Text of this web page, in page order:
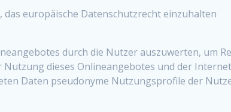
europäische Datenschutzrecht einzuhalten
durch die Nutzer auszuwerten, um
dieses Onlineangebotes und der
Daten pseudonyme Nutzungsprofile der